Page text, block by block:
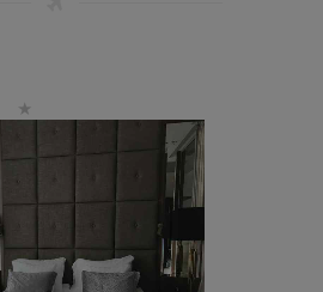
★